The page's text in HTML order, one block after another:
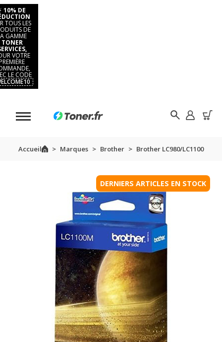
10% DE
TOUS LES
DE
GAMME
TONER
VOTRE
LE CODE
Accueil Marques Brother Brother LC980/LC1100
DERNIERS ARTICLES EN STOCK